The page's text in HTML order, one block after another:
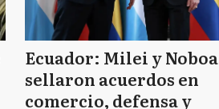
Ecuador: Milei y Noboa
sellaron acuerdos en
comercio, defensa y